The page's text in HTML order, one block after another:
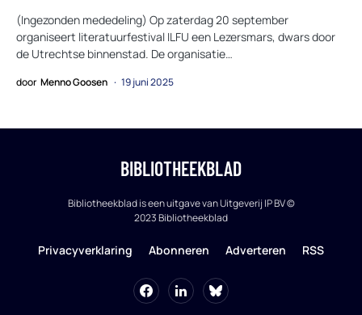
(Ingezonden mededeling) Op zaterdag 20 september
organiseert literatuurfestival ILFU een Lezersmars, dwars door
de Utrechtse binnenstad. De organisatie…
door Menno Goosen 19 juni 2025
BIBLIOTHEEKBLAD
Bibliotheekblad is een uitgave van Uitgeverij IP BV ©
2023 Bibliotheekblad
Privacyverklaring Abonneren Adverteren RSS